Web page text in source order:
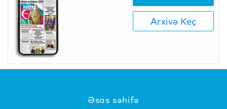
Arxivə Keç
Əsas səhifə